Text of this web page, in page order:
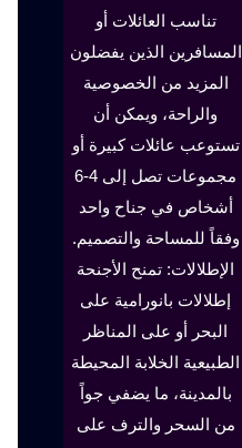
تناسب العائلات أو
المسافرين الذين يفضلون
المزيد من الخصوصية
والراحة، ويمكن أن
تستوعب عائلات كبيرة أو
مجموعات تصل إلى 4-6
أشخاص في جناح واحد
وفقاً للمساحة والتصميم.
الإطلالات: تمنح الأجنحة
إطلالات بانورامية على
البحر أو على المناظر
الطبيعية الخلابة المحيطة
بالمدينة، ما يضفي جواً
من السحر والترف على